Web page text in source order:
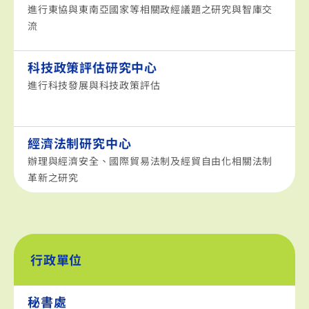
進行東協與東南亞國家等相關政經議題之研究與智庫交
流
科技政策評估研究中心
進行科技發展與科技政策評估
經濟法制研究中心
辦理與經濟安全、國際貿易法制及經貿自由化相關法制
革新之研究
行政單位
秘書處